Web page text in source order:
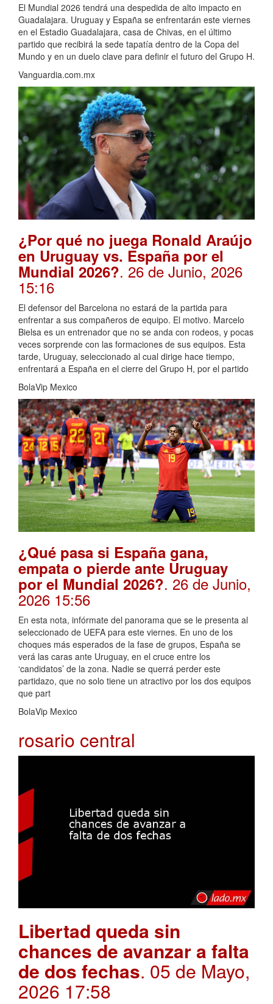
El Mundial 2026 tendrá una despedida de alto impacto en
Guadalajara. Uruguay y España se enfrentarán este viernes
en el Estadio Guadalajara, casa de Chivas, en el último
partido que recibirá la sede tapatía dentro de la Copa del
Mundo y en un duelo clave para definir el futuro del Grupo H.
Vanguardia.com.mx
¿Por qué no juega Ronald Araújo
en Uruguay vs. España por el
Mundial 2026?. 26 de Junio, 2026
15:16
El defensor del Barcelona no estará de la partida para
enfrentar a sus compañeros de equipo. El motivo. Marcelo
Bielsa es un entrenador que no se anda con rodeos, y pocas
veces sorprende con las formaciones de sus equipos. Esta
tarde, Uruguay, seleccionado al cual dirige hace tiempo,
enfrentará a España en el cierre del Grupo H, por el partido
BolaVip Mexico
¿Qué pasa si España gana,
empata o pierde ante Uruguay
por el Mundial 2026?. 26 de Junio,
2026 15:56
En esta nota, infórmate del panorama que se le presenta al
seleccionado de UEFA para este viernes. En uno de los
choques más esperados de la fase de grupos, España se
verá las caras ante Uruguay, en el cruce entre los
‘candidatos’ de la zona. Nadie se querrá perder este
partidazo, que no solo tiene un atractivo por los dos equipos
que part
BolaVip Mexico
rosario central
Libertad queda sin
chances de avanzar a falta
de dos fechas. 05 de Mayo,
2026 17:58